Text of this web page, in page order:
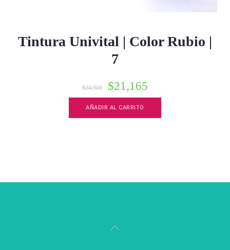
Tintura Univital | Color Rubio |
7
$24,900 $21,165
AÑADIR AL CARRITO